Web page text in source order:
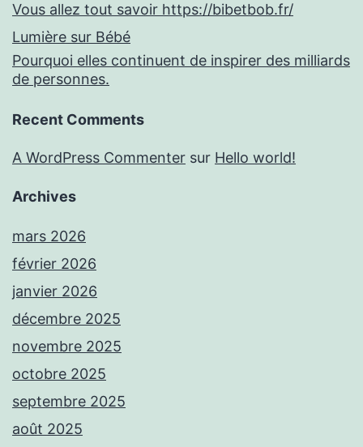
Vous allez tout savoir https://bibetbob.fr/
Lumière sur Bébé
Pourquoi elles continuent de inspirer des milliards
de personnes.
Recent Comments
A WordPress Commenter sur Hello world!
Archives
mars 2026
février 2026
janvier 2026
décembre 2025
novembre 2025
octobre 2025
septembre 2025
août 2025